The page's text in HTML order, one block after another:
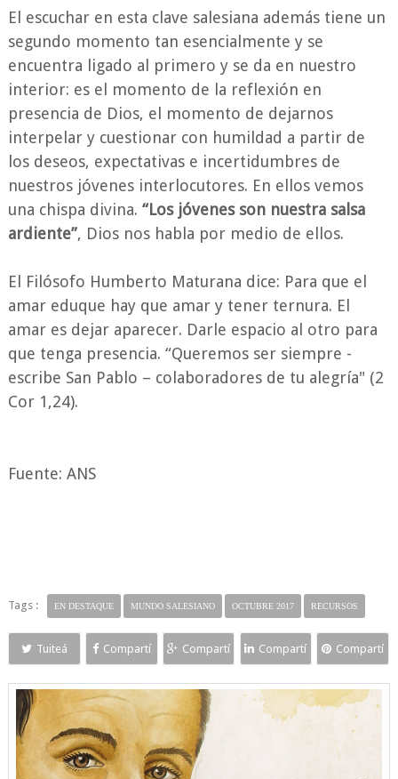
El escuchar en esta clave salesiana además tiene un
segundo momento tan esencialmente y se
encuentra ligado al primero y se da en nuestro
interior: es el momento de la reflexión en
presencia de Dios, el momento de dejarnos
interpelar y cuestionar con humildad a partir de
los deseos, expectativas e incertidumbres de
nuestros jóvenes interlocutores. En ellos vemos
una chispa divina. “Los jóvenes son nuestra salsa
ardiente”, Dios nos habla por medio de ellos.
El Filósofo Humberto Maturana dice: Para que el
amar eduque hay que amar y tener ternura. El
amar es dejar aparecer. Darle espacio al otro para
que tenga presencia. “Queremos ser siempre -
escribe San Pablo – colaboradores de tu alegría" (2
Cor 1,24).
Fuente: ANS
Tags : EN DESTAQUE MUNDO SALESIANO OCTUBRE 2017 RECURSOS
Tuiteá Compartí Compartí Compartí Compartí